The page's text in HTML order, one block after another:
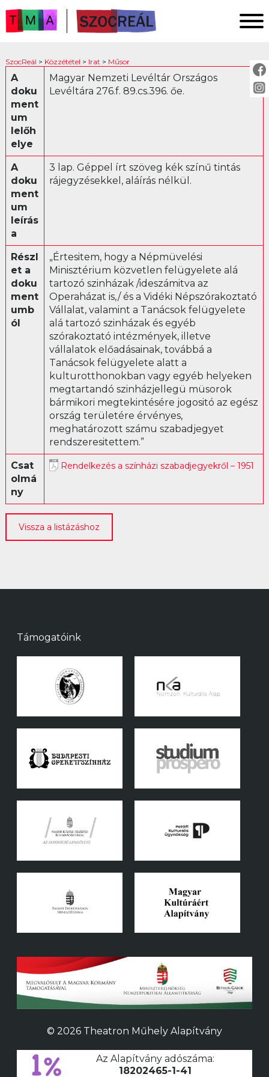
FŐOLDAL
KUTATÁS
KÖZZÉTÉTEL
KÖZVETÍTÉS
KÖZZÉTÉTEL:
Fotó
Irat
Ankét
Levél
Műsor
Librettó
SzocReál > Közzététel > Irat > Műsor
A
doku
ment
um
lelőh
elye
Magyar Nemzeti Levéltár Országos
Levéltára 276.f. 89.cs.396. őe.
A
doku
ment
um
leírás
a
3 lap. Géppel írt szöveg kék színű tintás
rájegyzésekkel, aláírás nélkül.
Részl
et a
doku
ment
umb
ól
„Értesitem, hogy a Népmüvelési
Minisztérium közvetlen felügyelete alá
tartozó szinházak /ideszámitva az
Operaházat is,/ és a Vidéki Népszórakoztató
Vállalat, valamint a Tanácsok felügyelete
alá tartozó szinházak és egyéb
szórakoztató intézmények, illetve
vállalatok előadásainak, továbbá a
Tanácsok felügyelete alatt a
kulturotthonokban vagy egyéb helyeken
megtartandó szinházjellegü müsorok
bármikori megtekintésére jogositó az egész
ország területére érvényes,
meghatározott számu szabadjegyet
rendszeresitettem.”
Csat
olmá
ny
Rendelkezés a színházi szabadjegyekről – 1951
Vissza a listázáshoz
Támogatóink
© 2026 Theatron Műhely Alapítvány
Az Alapítvány adószáma:
18202465-1-41